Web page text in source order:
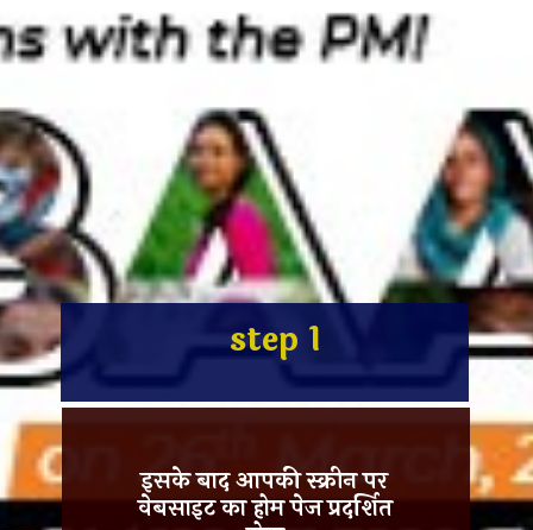
step 1
इसके बाद आपकी स्क्रीन पर
वेबसाइट का होम पेज प्रदर्शित